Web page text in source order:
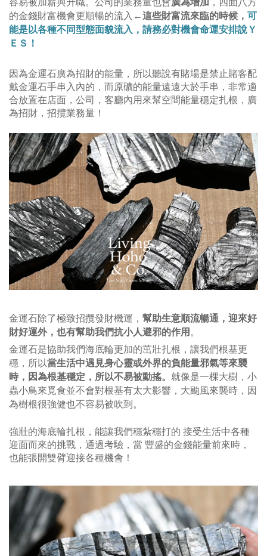
容易被加薪與升職。 公司的業務量也會廣為增加 ，四面八方
的金錢財富機會更順暢的流入←這些財富流來臨的時候， 可
能是以各種不同型態面貌流入，請務必對機會命運安排說Ｙ
ＥＳ！
因為金運石廣為招財的能量，所以聽說有賭場是禁止賭客配
戴金運石手串入內的，而原礦的能量遠遠大於手串，非常適
合放置在店面，公司，客廳內用來幫空間能量穩定扎根，廣
為招財，招攬業務量！
金運石除了極致招攬發財機運， 幫助生意順流暢通，迎來好
財好運外，也有幫助我們抗小人避邪的作用。
金運石是協助我們海底輪更加的茁壯扎根， 讓我們根基更
穩，所以當生活中遇見身心靈或外界的負能量邪氣等來襲
時，因為根基穩定，所以不易被動搖。
就像是一棵大樹，小
蟲小鳥來覓食並不會對根基有太大影響，大颱風來襲時，因
為樹根很強健也不容易被吹到。
強壯的海底輪扎根，能讓我們穩紮穩打的 接受生活中各種
迎面而來的挑戰，通過考驗，當 豐盛的金錢能量前來時，
也能張開雙臂迎接各種機會！